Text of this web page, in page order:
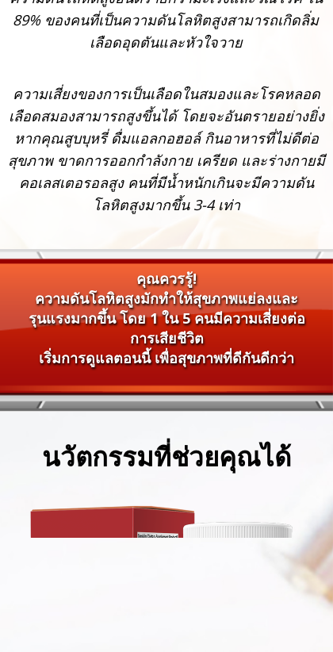
89% ของคนที่เป็นความดันโลหิตสูงสามารถเกิดลิ่ม
เลือดอุดตันและหัวใจวาย
ความเสี่ยงของการเป็นเลือดในสมองและโรคหลอด
เลือดสมองสามารถสูงขึ้นได้ โดยจะอันตรายอย่างยิ่ง
หากคุณสูบบุหรี่ ดื่มแอลกอฮอล์ กินอาหารที่ไม่ดีต่อ
สุขภาพ ขาดการออกกำลังกาย เครียด และร่างกายมี
คอเลสเตอรอลสูง คนที่มีน้ำหนักเกินจะมีความดัน
โลหิตสูงมากขึ้น 3-4 เท่า
คุณควรรู้!
ความดันโลหิตสูงมักทำให้สุขภาพแย่ลงและ
รุนแรงมากขึ้น โดย 1 ใน 5 คนมีความเสี่ยงต่อ
การเสียชีวิต
เริ่มการดูแลตอนนี้ เพื่อสุขภาพที่ดีกันดีกว่า
นวัตกรรมที่ช่วยคุณได้